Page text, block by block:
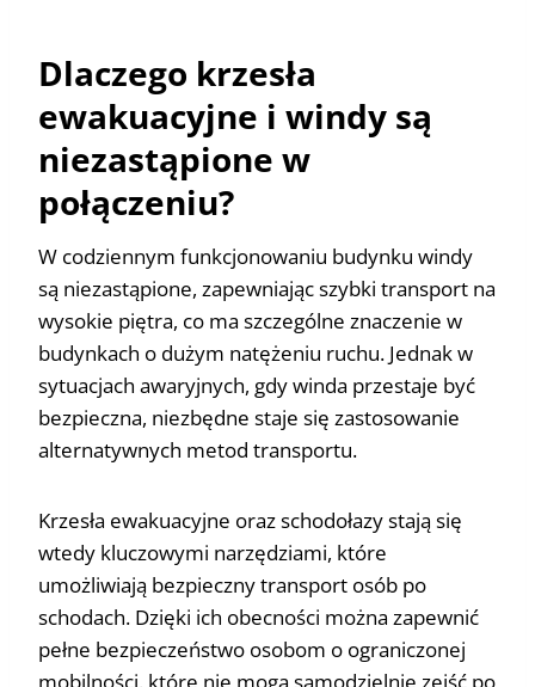
Dlaczego krzesła
ewakuacyjne i windy są
niezastąpione w
połączeniu?
W codziennym funkcjonowaniu budynku windy
są niezastąpione, zapewniając szybki transport na
wysokie piętra, co ma szczególne znaczenie w
budynkach o dużym natężeniu ruchu. Jednak w
sytuacjach awaryjnych, gdy winda przestaje być
bezpieczna, niezbędne staje się zastosowanie
alternatywnych metod transportu.
Krzesła ewakuacyjne oraz schodołazy stają się
wtedy kluczowymi narzędziami, które
umożliwiają bezpieczny transport osób po
schodach. Dzięki ich obecności można zapewnić
pełne bezpieczeństwo osobom o ograniczonej
mobilności, które nie mogą samodzielnie zejść po